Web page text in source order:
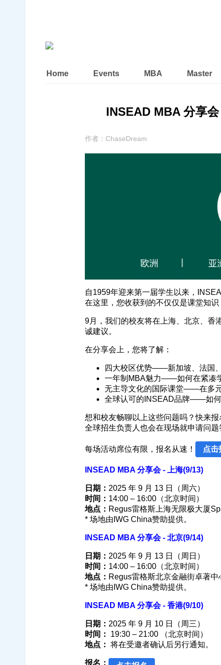
Home Events MBA Master
INSEAD MBA 分享
作者： ChaseDream
自1959年迎来第一届学生以来，
在这里，您收获到的不仅仅是课堂知
9月，我们的校友将在上海、北京、香
诚建议。
在分享会上，您将了解：
四大校区优势——新加坡、法国
一年制MBA魅力——如何在紧凑
无主导文化的国际课堂——在多
全球认可的INSEAD品牌——如
想和校友畅聊以上这些问题吗？快来
全球招生负责人也会在现场就申请问题
每场活动席位有限，报名从速！ 点击
INSEAD MBA 分享会 - 上海(9/13)
日期： 2025 年 9 月 13 日（周六）
时间： 14:00 – 16:00（北京时间）
地点： Regus雷格斯上海无限极大厦
* 场地由IWG China赞助提供。
INSEAD MBA 分享会 - 北京(9/14)
日期： 2025 年 9 月 13 日（周日）
时间： 14:00 – 16:00（北京时间）
地点： Regus雷格斯北京金融街卓著
* 场地由IWG China赞助提供。
INSEAD MBA 分享会 - 香港(9/10)
日期： 2025 年 9 月 10 日（周三）
时间：
19:30 – 21:00 （北京时间）
地点： 将在受邀者确认后另行通知。
报名：